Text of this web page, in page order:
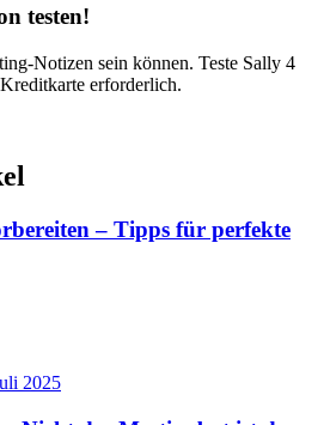
testen!
Notizen sein können. Teste Sally 4
erforderlich.
– Tipps für perfekte
2025